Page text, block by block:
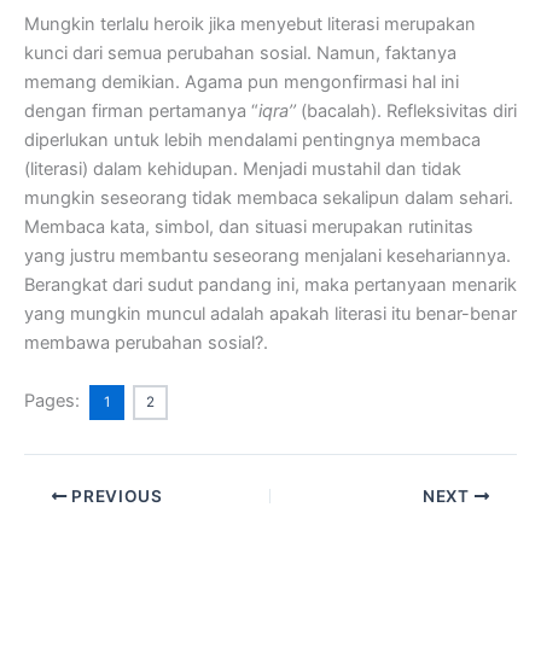
Mungkin terlalu heroik jika menyebut literasi merupakan
kunci dari semua perubahan sosial. Namun, faktanya
memang demikian. Agama pun mengonfirmasi hal ini
dengan firman pertamanya “iqra’’ (bacalah). Refleksivitas diri
diperlukan untuk lebih mendalami pentingnya membaca
(literasi) dalam kehidupan. Menjadi mustahil dan tidak
mungkin seseorang tidak membaca sekalipun dalam sehari.
Membaca kata, simbol, dan situasi merupakan rutinitas
yang justru membantu seseorang menjalani kesehariannya.
Berangkat dari sudut pandang ini, maka pertanyaan menarik
yang mungkin muncul adalah apakah literasi itu benar-benar
membawa perubahan sosial?.
Pages: 1 2
PREVIOUS NEXT